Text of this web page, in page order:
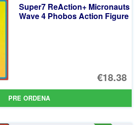
Super7 ReAction+ Micronauts
Wave 4 Phobos Action Figure
€18.38
PRE ORDENA